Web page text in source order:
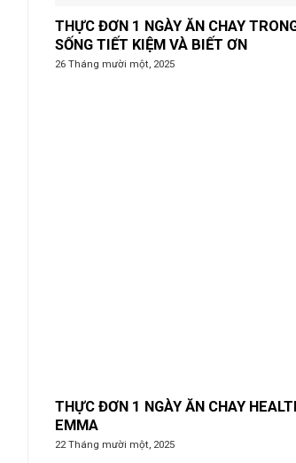
THỰC ĐƠN 1 NGÀY ĂN CHAY
SỐNG TIẾT KIỆM VÀ BIẾT ƠN
26 Tháng mười một, 2025
THỰC ĐƠN 1 NGÀY ĂN CHAY
EMMA
22 Tháng mười một, 2025